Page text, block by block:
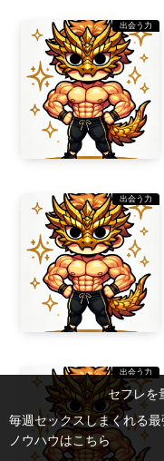
出会う力
出会う力
出会う力
セフレを
毎週セックスしまくれる
ノウハウはこちら